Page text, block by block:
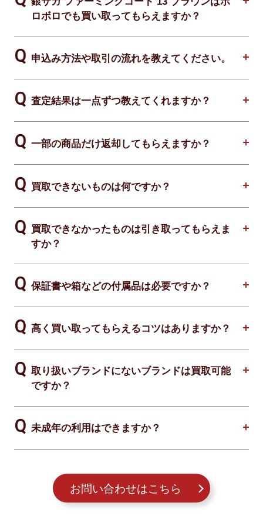
ロボロでも買い取ってもらえますか？
申込み方法や取引の流れを教えてください。
査定結果は一点ずつ教えてくれますか？
一部の商品だけ返却してもらえますか？
買取できないものは何ですか？
買取できなかったものは引き取ってもらえま
すか？
保証書や箱などの付属品は必要ですか？
高く買い取ってもらえるコツはありますか？
取り扱いブランドにないブランドは買取可能
ですか？
未成年の利用はできますか？
お問い合わせはこちら